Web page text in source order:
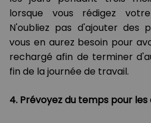
lorsque vous rédigez
N'oubliez pas d'ajouter des
vous en aurez besoin pour
rechargé afin de terminer
fin de la journée de travail.
4. Prévoyez du temps pour les